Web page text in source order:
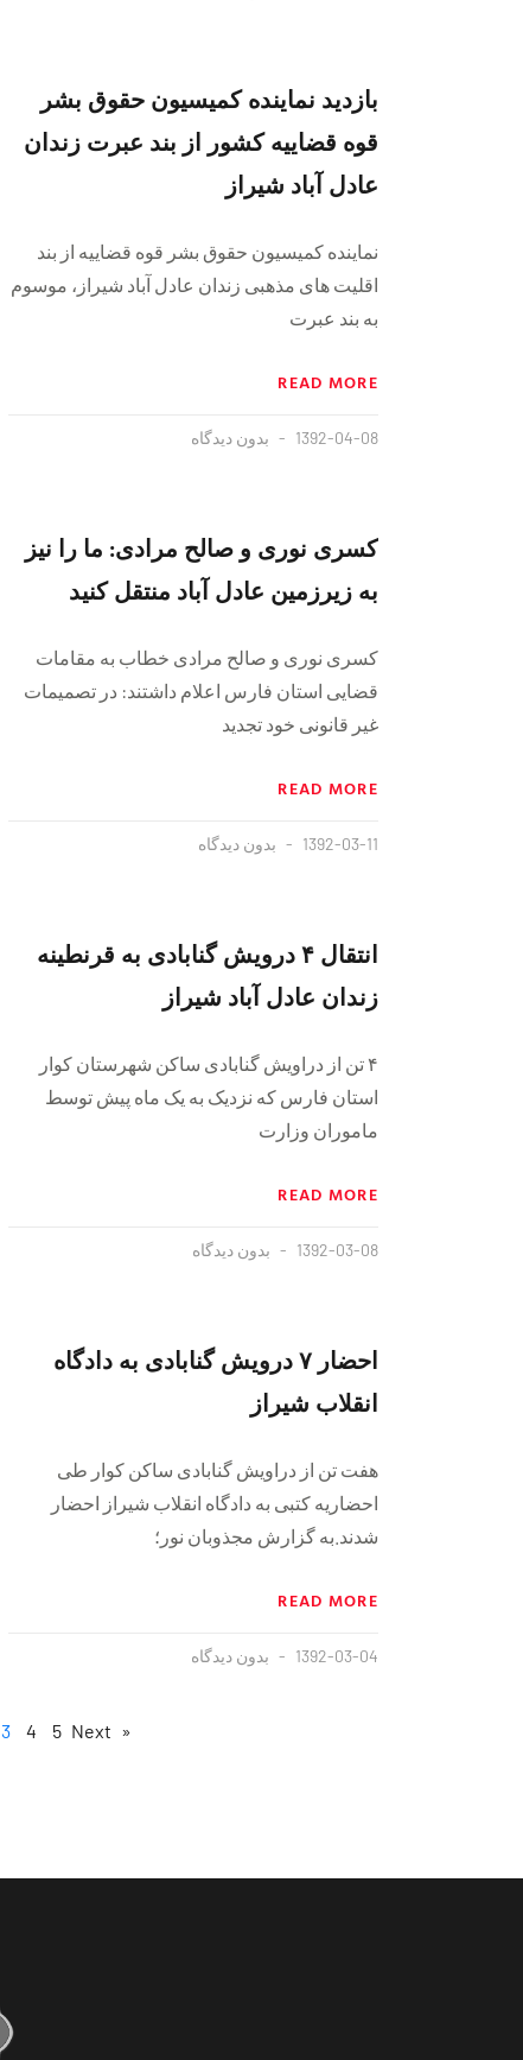
بازدید نماینده کمیسیون حقوق بشر
قوه قضاییه کشور از بند عبرت زندان
عادل آباد شیراز
نماینده کمیسیون حقوق بشر قوه قضاییه از بند
اقلیت های مذهبی زندان عادل آباد شیراز، موسوم
به بند عبرت
READ MORE
1392-04-08 بدون دیدگاه
کسری نوری و صالح مرادی: ما را نیز
به زیرزمین عادل آباد منتقل کنید
کسری نوری و صالح مرادی خطاب به مقامات
قضایی استان فارس اعلام داشتند: در تصمیمات
غیر قانونی خود تجدید
READ MORE
1392-03-11 بدون دیدگاه
انتقال ۴ درویش گنابادی به قرنطینه
زندان عادل آباد شیراز
۴ تن از دراویش گنابادی ساکن شهرستان کوار
استان فارس که نزدیک به یک ماه پیش توسط
ماموران وزارت
READ MORE
1392-03-08 بدون دیدگاه
احضار ۷ درویش گنابادی به دادگاه
انقلاب شیراز
هفت تن از دراویش گنابادی ساکن کوار طی
احضاریه کتبی به دادگاه انقلاب شیراز احضار
شدند.به گزارش مجذوبان نور؛
READ MORE
1392-03-04 بدون دیدگاه
« Previous
3 4 5 Next »